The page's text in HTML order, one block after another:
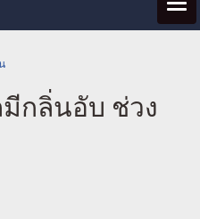
กลิ่นอับ ช่วง